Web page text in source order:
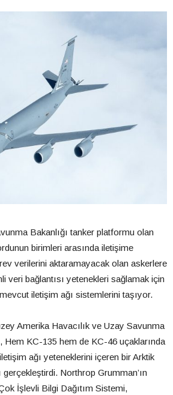
Bakanlığı tanker platformu olan
birimleri arasında iletişime
verilerini aktaramayacak olan askerlere
veri bağlantısı yetenekleri sağlamak için
iletişim ağı sistemlerini taşıyor.
Amerika Havacılık ve Uzay Savunma
Hem KC-135 hem de KC-46 uçaklarında
ağı yeteneklerini içeren bir Arktik
Northrop Grumman’ın
İşlevli Bilgi Dağıtım Sistemi,